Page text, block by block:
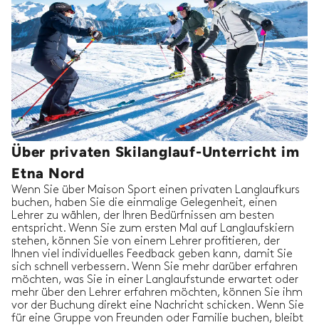
Über privaten Skilanglauf-Unterricht im
Etna Nord
Wenn Sie über Maison Sport einen privaten Langlaufkurs
buchen, haben Sie die einmalige Gelegenheit, einen
Lehrer zu wählen, der Ihren Bedürfnissen am besten
entspricht. Wenn Sie zum ersten Mal auf Langlaufskiern
stehen, können Sie von einem Lehrer profitieren, der
Ihnen viel individuelles Feedback geben kann, damit Sie
sich schnell verbessern. Wenn Sie mehr darüber erfahren
möchten, was Sie in einer Langlaufstunde erwartet oder
mehr über den Lehrer erfahren möchten, können Sie ihm
vor der Buchung direkt eine Nachricht schicken. Wenn Sie
für eine Gruppe von Freunden oder Familie buchen, bleibt